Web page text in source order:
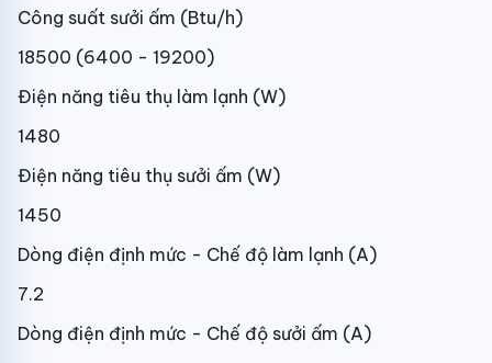
Công suất sưởi ấm (Btu/h)
18500 (6400 - 19200)
Điện năng tiêu thụ làm lạnh (W)
1480
Điện năng tiêu thụ sưởi ấm (W)
1450
Dòng điện định mức - Chế độ làm lạnh (A)
7.2
Dòng điện định mức - Chế độ sưởi ấm (A)